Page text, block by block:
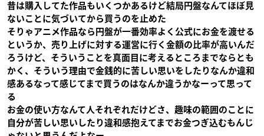
昔は購入してた作品もいくつかあるけど結局円盤なんてほぼ見
ないことに気づいてから買うのを止めた
そりゃアニメ作品なら円盤が一番効率よく公式にお金を渡せる
というか、売り上げに対する運営に行く金額の比率が高いんだ
ろうけど、そういうことを真面目に考えるところまでならとも
かく、そういう理由で金銭的に苦しい思いをしたりなんか違和
感あるなって感じてまで買うのはなんか違うかなーって思って
る
お金の使い方なんて人それぞれだけどさ、趣味の範囲のことに
自分が苦しい思いしたり違和感抱えてまでお金つぎ込むもんじ